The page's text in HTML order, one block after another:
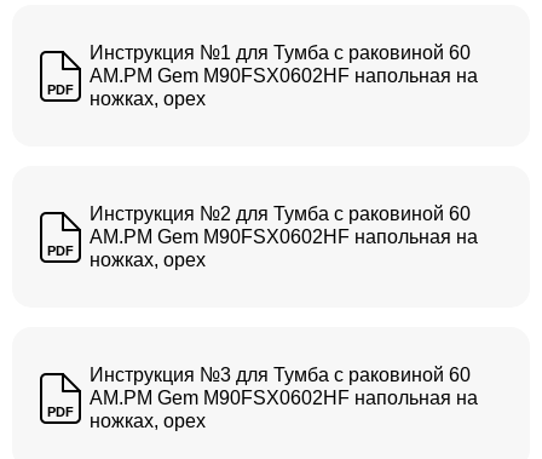
PDF
Инструкция №1 для Тумба с раковиной 60
AM.PM Gem M90FSX0602HF напольная на
ножках, орех
PDF
Инструкция №2 для Тумба с раковиной 60
AM.PM Gem M90FSX0602HF напольная на
ножках, орех
PDF
Инструкция №3 для Тумба с раковиной 60
AM.PM Gem M90FSX0602HF напольная на
ножках, орех